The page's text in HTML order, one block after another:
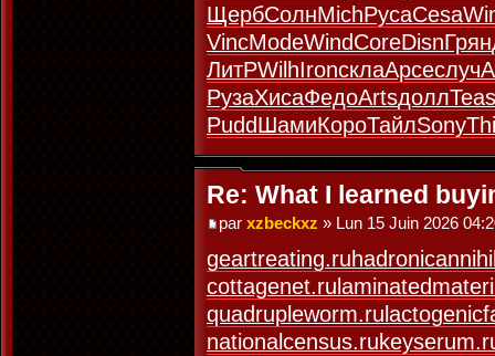
ЩербСолнMichРусаCesa
VincModeWindCoreDisnГрян
ЛитРWilhIronсклаАрсеслуч
РузаХисаФедоArtsдоллTeas
PuddШамиКороТайлSony
Re: What I learned
par xzbeckxz » Lun 15 Juin 2026
geartreating.ru
cottagenet.ru
quadrupleworm.ru
nationalcensus.ru